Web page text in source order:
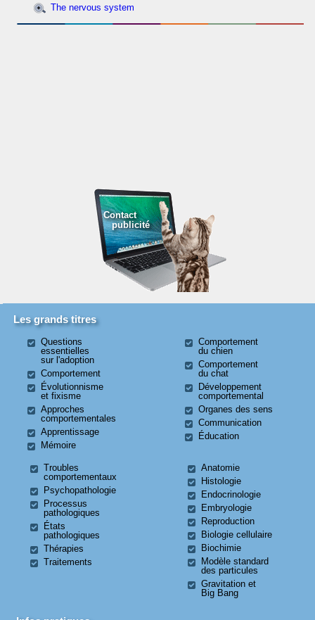
The nervous system
Contact
publicité
Les grands titres
Questions
essentielles
sur l'adoption
Comportement
Évolutionnisme
et fixisme
Approches
comportementales
Apprentissage
Mémoire
Comportement
du chien
Comportement
du chat
Développement
comportemental
Organes des sens
Communication
Éducation
Troubles
comportementaux
Psychopathologie
Processus
pathologiques
États
pathologiques
Thérapies
Traitements
Anatomie
Histologie
Endocrinologie
Embryologie
Reproduction
Biologie cellulaire
Biochimie
Modèle standard
des particules
Gravitation et
Big Bang